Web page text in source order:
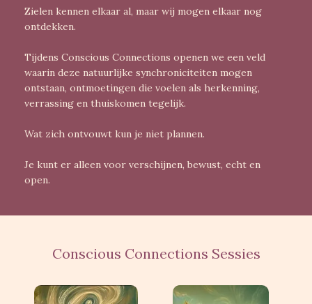
Zielen kennen elkaar al, maar wij mogen elkaar nog
ontdekken.
Tijdens Conscious Connections openen we een veld
waarin deze natuurlijke synchroniciteiten mogen
ontstaan, ontmoetingen die voelen als herkenning,
verrassing en thuiskomen tegelijk.
Wat zich ontvouwt kun je niet plannen.
Je kunt er alleen voor verschijnen, bewust, echt en
open.
Conscious Connections Sessies